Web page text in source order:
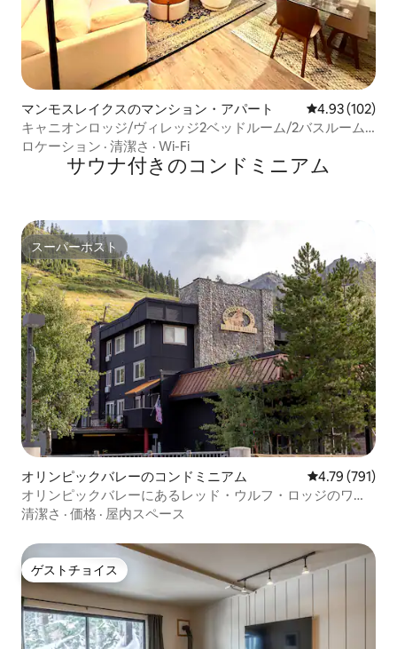
マンモスレイクスのマンション・アパート レビュー102
4.93 (102)
キャニオンロッジ/ヴィレッジ2ベッドルーム/2バスルーム
近く 清潔で静か
ロケーション · 清潔さ · Wi-Fi
サウナ付きのコンドミニアム
スーパーホスト
スーパーホスト
オリンピックバレーのコンドミニアム レビュー791
4.79 (791)
オリンピックバレーにあるレッド・ウルフ・ロッジのワン
ルーム
清潔さ · 価格 · 屋内スペース
ゲストチョイス
ゲストチョイス